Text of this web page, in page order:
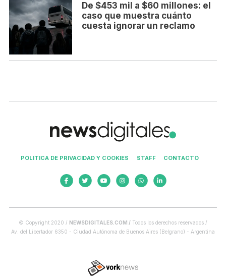
De $453 mil a $60 millones: el
caso que muestra cuánto
cuesta ignorar un reclamo
POLITICA DE PRIVACIDAD Y COOKIES STAFF CONTACTO
© Copyright 2020 / NEWSDIGITALES.COM / Todos los derechos reservados /
Av. del Libertador 6350 - Ciudad Autónoma de Buenos Aires (Belgrano) - Argentina